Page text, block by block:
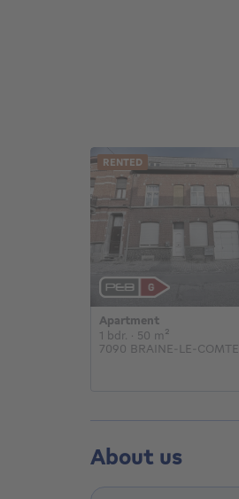
Apartment
1 bdr. 1 bedroom
· 50 m²
7090 BRAINE-LE-COMTE
RENTED
About us